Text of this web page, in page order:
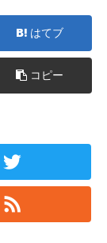
はてブ
コピー